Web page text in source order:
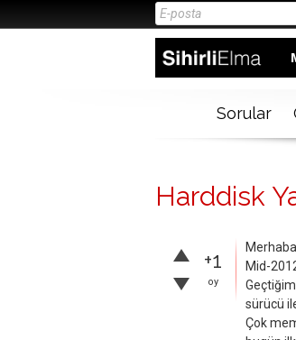
Sorular
Harddisk
+1
oy
Merhaba
Mid-
sürücü
Çok